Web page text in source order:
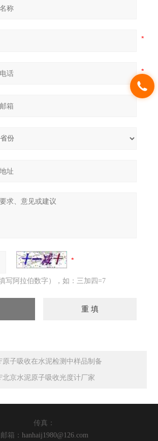
写阿拉伯数字），如：三加四=7
原子吸收在水泥检测中样品制备
北京水泥原子吸收光度计厂家
传真：
邮箱： hanhaij1980@126.com